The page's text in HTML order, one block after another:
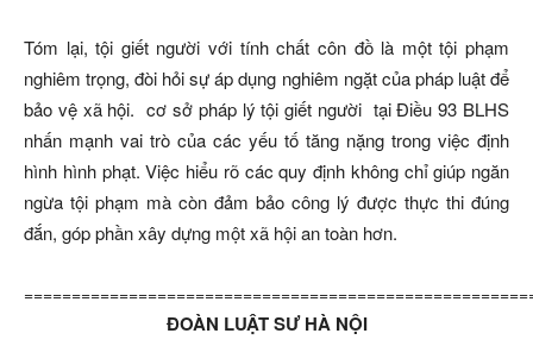
Tóm lại, tội giết người với tính chất côn đồ là một tội phạm
nghiêm trọng, đòi hỏi sự áp dụng nghiêm ngặt của pháp luật để
bảo vệ xã hội. cơ sở pháp lý tội giết người tại Điều 93 BLHS
nhấn mạnh vai trò của các yếu tố tăng nặng trong việc định
hình hình phạt. Việc hiểu rõ các quy định không chỉ giúp ngăn
ngừa tội phạm mà còn đảm bảo công lý được thực thi đúng
đắn, góp phần xây dựng một xã hội an toàn hơn.
ĐOÀN LUẬT SƯ HÀ NỘI